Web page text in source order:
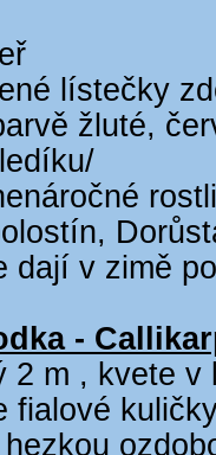
lístečky
žluté,
dají v zimě
-
2 m , kvete
fialové